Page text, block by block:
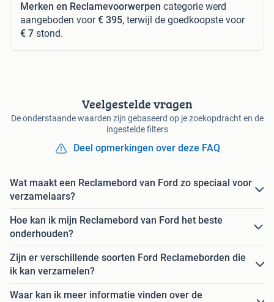
Merken en Reclamevoorwerpen categorie werd
aangeboden voor€ 395, terwijl de goedkoopste voor
€ 7 stond.
Veelgestelde vragen
De onderstaande waarden zijn gebaseerd op je zoekopdracht en de
ingestelde filters
Deel opmerkingen over deze FAQ
Wat maakt een Reclamebord van Ford zo speciaal voor
verzamelaars?
Hoe kan ik mijn Reclamebord van Ford het beste
onderhouden?
Zijn er verschillende soorten Ford Reclameborden die
ik kan verzamelen?
Waar kan ik meer informatie vinden over de